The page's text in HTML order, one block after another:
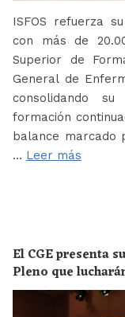
ISFOS refuerza
con más de
Superior de
General de
consolidando
formación
balance marcado
… Leer más
El CGE presenta
Pleno que
en los próximos